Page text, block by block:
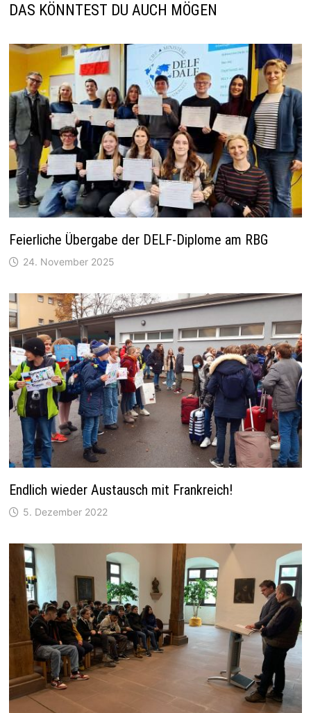
DAS KÖNNTEST DU AUCH MÖGEN
Feierliche Übergabe der DELF-Diplome am RBG
24. November 2025
Endlich wieder Austausch mit Frankreich!
5. Dezember 2022